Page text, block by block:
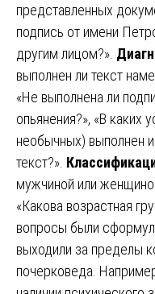
представленных
подпись от имени
другим лицом?».
выполнен ли текст
«Не выполнена ли
опьянения?», «В каких
необычных) выполнен
текст?».
мужчиной или
«Какова возрастная
вопросы были
выходили за пределы
почерковеда.